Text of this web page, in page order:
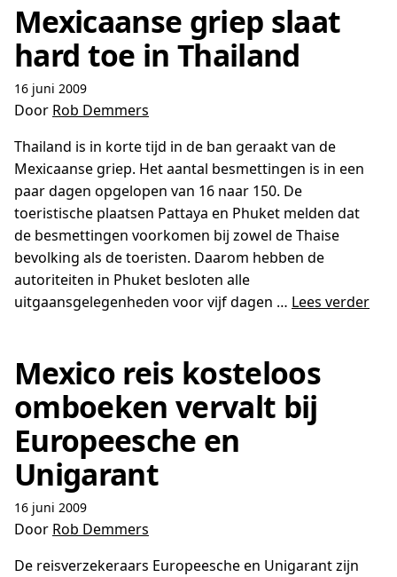
Mexicaanse griep slaat
hard toe in Thailand
16 juni 2009
Door Rob Demmers
Thailand is in korte tijd in de ban geraakt van de
Mexicaanse griep. Het aantal besmettingen is in een
paar dagen opgelopen van 16 naar 150. De
toeristische plaatsen Pattaya en Phuket melden dat
de besmettingen voorkomen bij zowel de Thaise
bevolking als de toeristen. Daarom hebben de
autoriteiten in Phuket besloten alle
uitgaansgelegenheden voor vijf dagen … Lees verder
Mexico reis kosteloos
omboeken vervalt bij
Europeesche en
Unigarant
16 juni 2009
Door Rob Demmers
De reisverzekeraars Europeesche en Unigarant zijn